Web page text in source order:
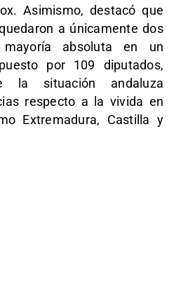
Asimismo, destacó que
a únicamente dos
absoluta en un
por 109 diputados,
la situación andaluza
respecto a la vivida en
Extremadura, Castilla y